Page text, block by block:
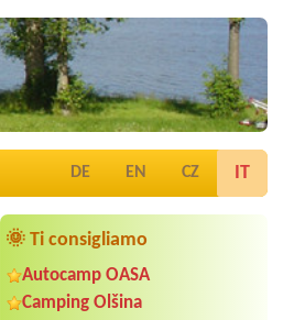
DE EN CZ IT
🌞 Ti consigliamo
Autocamp OASA
Camping Olšina